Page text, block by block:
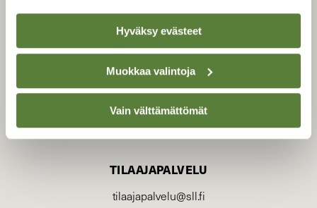
Hyväksy evästeet
Muokkaa valintoja
Vain välttämättömät
TILAAJAPALVELU
tilaajapalvelu@sll.fi